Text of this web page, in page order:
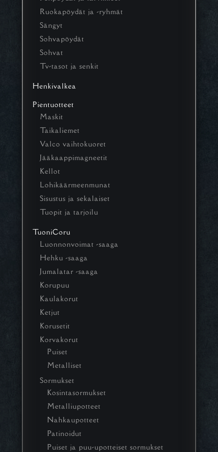
Ruokapöydät ja -ryhmät
Sängyt
Sohvapöydät
Sohvat
Tv-tasot ja senkit
Henkivalkea
Pientuotteet
Maskit
Taikaliemet
Valco vaihtokuoret
Jääkaappimagneetit
Kellot
Lohikäärmeenmunat
Sisustus ja sekalaiset
Tuopit ja tarjoilu
TuoniCoru
Luonnonvoimat -saaga
Hehku -saaga
Jumalatar -saaga
Korupuu
Kaulakorut
Ketjut
Korusetit
Korvakorut
Puiset
Metalliset
Sormukset
Kosintasormukset
Metalliupotteet
Nahkaupotteet
Patinoidut
Puiset ja puu-upotteiset sormukset